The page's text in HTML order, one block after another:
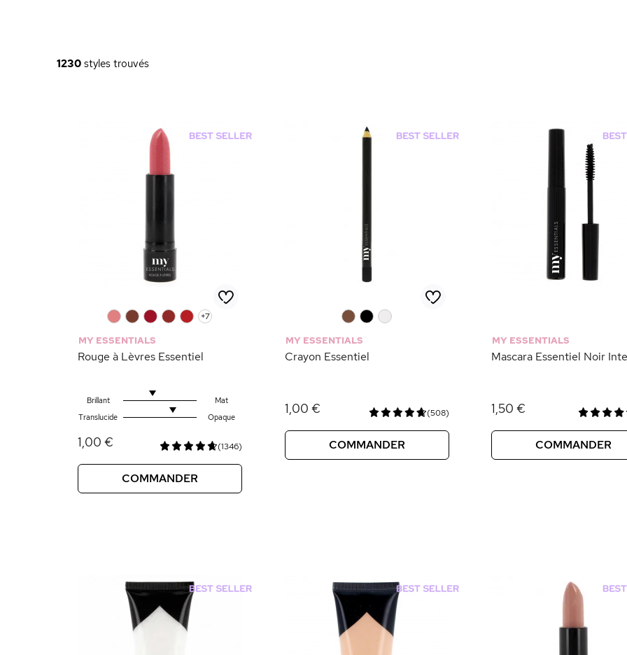
1230styles trouvés
+7
MY ESSENTIALS
Rouge à Lèvres Essentiel
Brillant
Mat
Translucide
Opaque
1,00 € (1346)
COMMANDER
MY ESSENTIALS
Crayon Essentiel
1,00 € (508)
COMMANDER
MY ESSENTIALS
Mascara Essentiel Noir
1,50 €
COMMANDER